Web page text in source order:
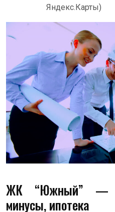
Яндекс.Карты)
ЖК “Южный” —
минусы, ипотека